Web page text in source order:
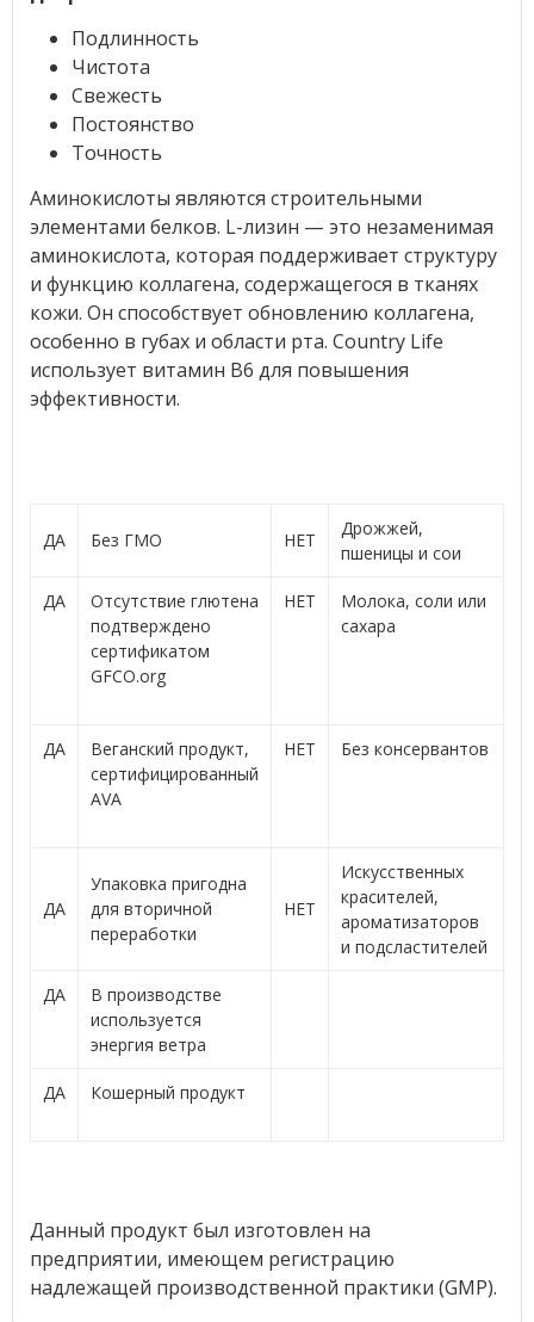
Подлинность
Чистота
Свежесть
Постоянство
Точность
Аминокислоты являются строительными
элементами белков. L-лизин — это незаменимая
аминокислота, которая поддерживает структуру
и функцию коллагена, содержащегося в тканях
кожи. Он способствует обновлению коллагена,
особенно в губах и области рта. Country Life
использует витамин B6 для повышения
эффективности.
ДА Без ГМО НЕТ
Дрожжей,
пшеницы и сои
ДА
Отсутствие глютена
подтверждено
сертификатом
GFCO.org
НЕТ
Молока, соли или
сахара
ДА
Веганский продукт,
сертифицированный
AVA
НЕТ Без консервантов
ДА
Упаковка пригодна
для вторичной
переработки
НЕТ
Искусственных
красителей,
ароматизаторов
и подсластителей
ДА
В производстве
используется
энергия ветра
ДА Кошерный продукт
Данный продукт был изготовлен на
предприятии, имеющем регистрацию
надлежащей производственной практики (GMP).